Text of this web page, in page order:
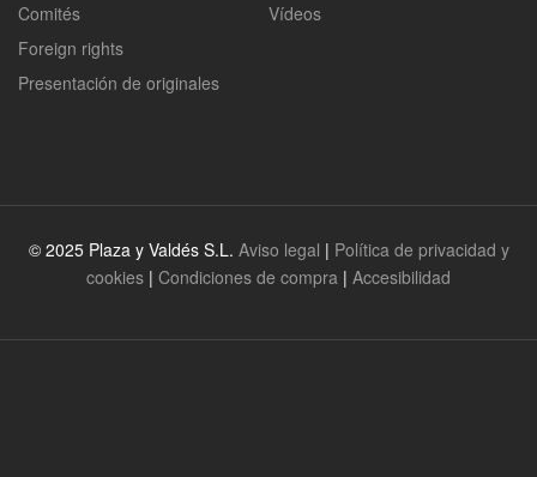
Comités
Foreign rights
Presentación de originales
Vídeos
© 2025 Plaza y Valdés S.L. Aviso legal | Política de privacidad y
cookies | Condiciones de compra | Accesibilidad